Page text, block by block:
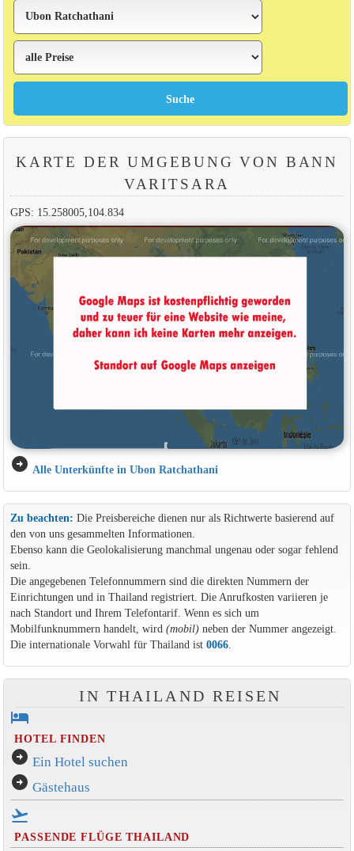
KARTE DER UMGEBUNG VON BANN
VARITSARA
GPS: 15.258005,104.834
arrow_circle_right Alle Unterkünfte in Ubon Ratchathani
Zu beachten: Die Preisbereiche dienen nur als Richtwerte basierend auf
den von uns gesammelten Informationen.
Ebenso kann die Geolokalisierung manchmal ungenau oder sogar fehlend
sein.
Die angegebenen Telefonnummern sind die direkten Nummern der
Einrichtungen und in Thailand registriert. Die Anrufkosten variieren je
nach Standort und Ihrem Telefontarif. Wenn es sich um
Mobilfunknummern handelt, wird (mobil)neben der Nummer angezeigt.
Die internationale Vorwahl für Thailand ist 0066.
IN THAILAND REISEN
hotel
HOTEL FINDEN
arrow_circle_right Ein Hotel suchen
arrow_circle_right Gästehaus
flight_takeoff
PASSENDE FLÜGE THAILAND